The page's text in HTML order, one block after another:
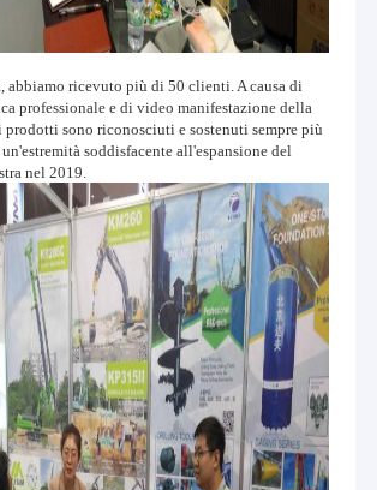
citazione
di perforazione
di rivestimento doppio
di pulizia
di Belling
abbiamo ricevuto più di 50 clienti. A causa di
professionale e di video manifestazione della
sono riconosciuti e sostenuti sempre più
soddisfacente all'espansione del
nel 2019.
di fabbricazione dell'attrezzatura. Il tufo
mercato internazionale. I nostri prodotti sono stati
in Malesia, Singapore, le Filippine, in Indonesia, nel